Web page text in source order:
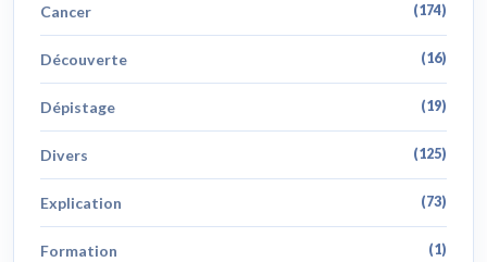
Cancer (174)
Découverte (16)
Dépistage (19)
Divers (125)
Explication (73)
Formation (1)